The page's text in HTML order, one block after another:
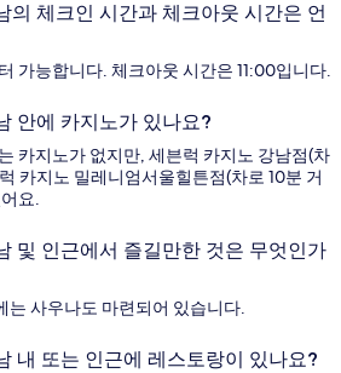
의 체크인 시간과 체크아웃 시간은 언
가능합니다. 체크아웃 시간은 11:00입니다.
안에 카지노가 있나요?
카지노가 없지만, 세븐럭 카지노 강남점(차
카지노 밀레니엄서울힐튼점(차로 10분 거
요.
및 인근에서 즐길만한 것은 무엇인가
는 사우나도 마련되어 있습니다.
내 또는 인근에 레스토랑이 있나요?